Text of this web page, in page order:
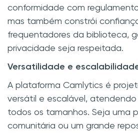
conformidade com
mas também constrói
frequentadores da biblioteca,
privacidade seja respeitada.
Versatilidade e
A plataforma Camlytics é
versátil e escalável,
todos os tamanhos. Seja uma
comunitária ou um grande